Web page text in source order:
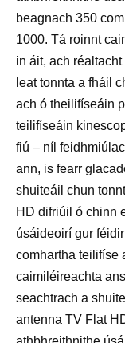
beagnach 350
1000. Tá roinnt
in áit, ach
leat tonnta a fháil
ach ó theilifíseáin
teilifíseáin
fiú – níl
ann, is fearr
shuiteáil chun
HD difriúil ó chinn
úsáideoirí gur
comhartha teilifíse
caimiléireachta
seachtrach a
antenna TV Flat